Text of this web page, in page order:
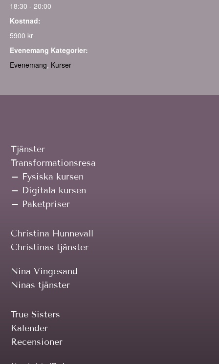
18:30 - 20:00
Kostnad:
5900 kr
Evenemang Kategorier:
Evenemang, Kurser
Tjänster
Transformationsresa
– Fysiska kursen
– Digitala kursen
– Paketpriser
Christina Hunnevall
Christinas tjänster
Nina Vingesand
Ninas tjänster
True Sisters
Kalender
Recensioner